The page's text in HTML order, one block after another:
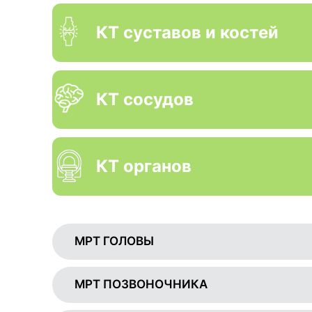
КТ суставов и костей
КТ сосудов
КТ органов
МРТ ГОЛОВЫ
МРТ ПОЗВОНОЧНИКА